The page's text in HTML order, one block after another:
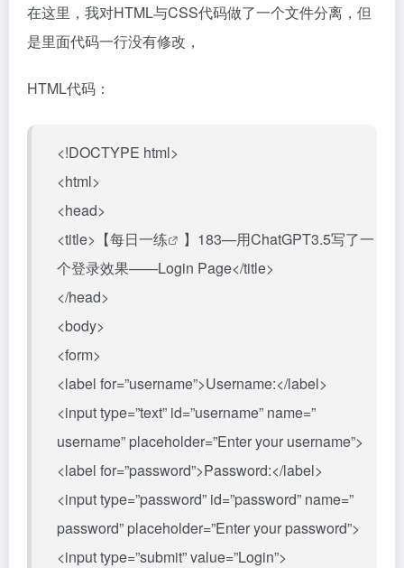
在这里，我对HTML与CSS代码做了一个文件分离，但
是里面代码一行没有修改，
HTML代码：
<!DOCTYPE html>
<html>
<head>
<title>【每日一练
】183—用ChatGPT3.5写了一
个登录效果——Login Page</title>
</head>
<body>
<form>
<label for=”username”>Username:</label>
<input type=”text” id=”username” name=”
username” placeholder=”Enter your username”>
<label for=”password”>Password:</label>
<input type=”password” id=”password” name=”
password” placeholder=”Enter your password”>
<input type=”submit” value=”Login”>